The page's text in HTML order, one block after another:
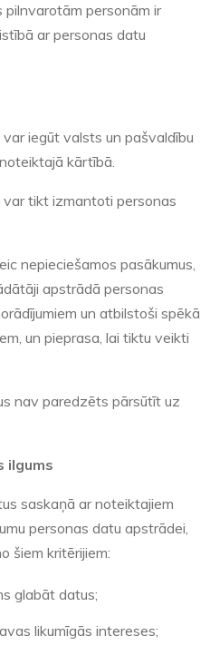
pilnvarotām personām ir
ar personas datu
iegūt valsts un pašvaldību
kārtībā.
var tikt izmantoti personas
nepieciešamos pasākumus,
apstrādā personas
un atbilstoši spēkā
un pieprasa, lai tiktu veikti
nav paredzēts pārsūtīt uz
ilgums
saskaņā ar noteiktajiem
personas datu apstrādei,
šiem kritērijiem:
glabāt datus;
likumīgās intereses;